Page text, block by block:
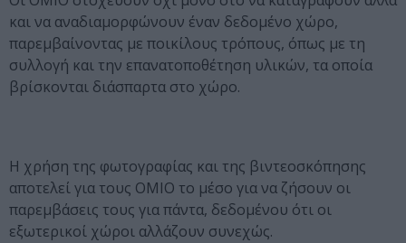
και να αναδιαμορφώνουν έναν δεδομένο χώρο,
παρεμβαίνοντας με ποικίλους τρόπους, όπως με τη
συλλογή και την επανατοποθέτηση υλικών, τα οποία
βρίσκονται διάσπαρτα στο χώρο.
Η χρήση της φωτογραφίας και της βιντεοσκόπησης
αποτελεί για τους ΟΜΙΟ το μέσο για να ζήσουν οι
παρεμβάσεις τους για πάντα, δεδομένου ότι οι
εξωτερικοί χώροι αλλάζουν συνεχώς.